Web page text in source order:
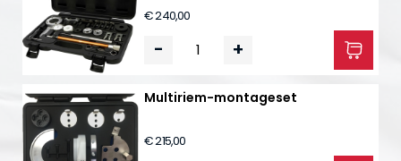
€ 240,00
- +
Multiriem-montageset
€ 215,00